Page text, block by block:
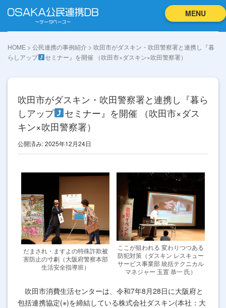
MENU
HOME > 公民連携の事例紹介 > 吹田市がダスキン・吹田警察署と連携し『暮
らしアップ
セミナー』を開催 （吹田市×ダスキン×吹田警察署）
吹田市がダスキン・吹田警察署と連携し『暮ら
しアップ
セミナー』を開催 （吹田市×ダス
キン×吹田警察署）
公開済み: 2025年12月24日
だまされ・ますよの特殊詐欺被
害防止の寸劇（大阪府警察本部
生活安全指導班）
ここが狙われる 変わりつつある
防犯対策（ダスキン レスキュー
サービス事業部 統括テクニカル
マネジャー 玉置 恭一 氏）
吹田市消費生活センターは、令和7年8月28日に大阪府と
包括連携協定(※)を締結している株式会社ダスキン(本社：大